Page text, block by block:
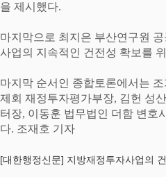
을 제시했다.
마지막으로 최지은 부산연구원
사업의 지속적인 건전성 확보를
마지막 순서인 종합토론에서는
제회 재정투자평가부장, 김헌 성
터장, 이동훈 법무법인 더함 변호
다. 조재호 기자
[대한행정신문] 지방재정투자사업의